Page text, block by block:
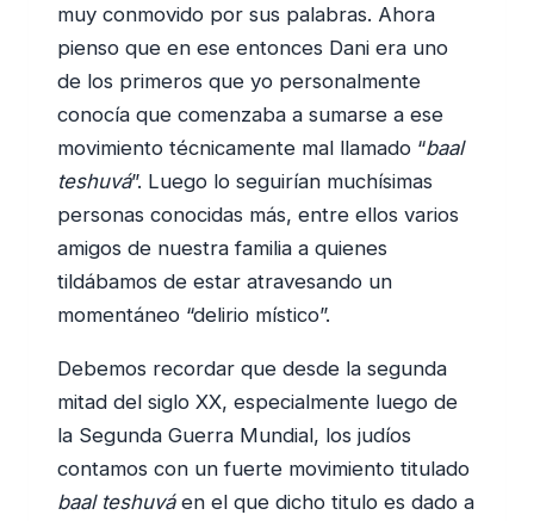
muy conmovido por sus palabras. Ahora
pienso que en ese entonces Dani era uno
de los primeros que yo personalmente
conocía que comenzaba a sumarse a ese
movimiento técnicamente mal llamado “baal
teshuvá”. Luego lo seguirían muchísimas
personas conocidas más, entre ellos varios
amigos de nuestra familia a quienes
tildábamos de estar atravesando un
momentáneo “delirio místico”.
Debemos recordar que desde la segunda
mitad del siglo XX, especialmente luego de
la Segunda Guerra Mundial, los judíos
contamos con un fuerte movimiento titulado
baal teshuvá en el que dicho titulo es dado a